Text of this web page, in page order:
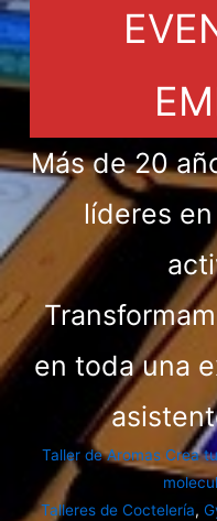
Más de 20
líderes
en toda una
Taller de Aromas Crea
Talleres de Coctelería,